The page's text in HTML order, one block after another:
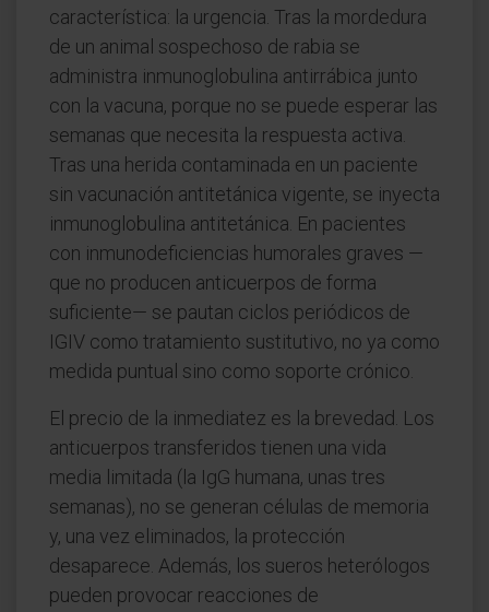
característica: la urgencia. Tras la mordedura
de un animal sospechoso de rabia se
administra inmunoglobulina antirrábica junto
con la vacuna, porque no se puede esperar las
semanas que necesita la respuesta activa.
Tras una herida contaminada en un paciente
sin vacunación antitetánica vigente, se inyecta
inmunoglobulina antitetánica. En pacientes
con inmunodeficiencias humorales graves —
que no producen anticuerpos de forma
suficiente— se pautan ciclos periódicos de
IGIV como tratamiento sustitutivo, no ya como
medida puntual sino como soporte crónico.
El precio de la inmediatez es la brevedad. Los
anticuerpos transferidos tienen una vida
media limitada (la IgG humana, unas tres
semanas), no se generan células de memoria
y, una vez eliminados, la protección
desaparece. Además, los sueros heterólogos
pueden provocar reacciones de